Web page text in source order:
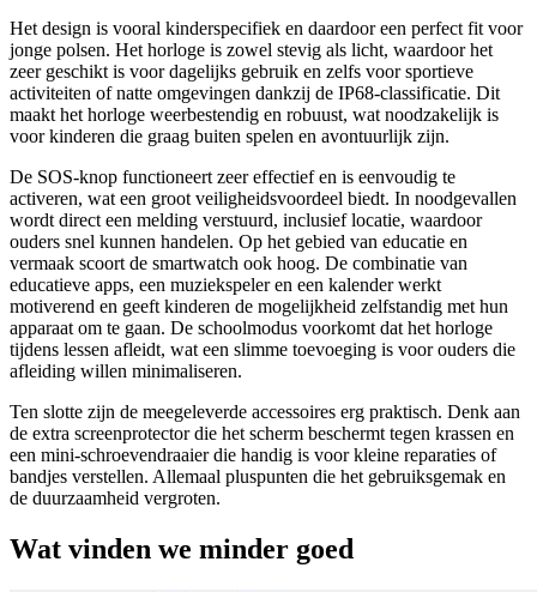
Het design is vooral kinderspecifiek en daardoor een perfect fit voor
jonge polsen. Het horloge is zowel stevig als licht, waardoor het
zeer geschikt is voor dagelijks gebruik en zelfs voor sportieve
activiteiten of natte omgevingen dankzij de IP68-classificatie. Dit
maakt het horloge weerbestendig en robuust, wat noodzakelijk is
voor kinderen die graag buiten spelen en avontuurlijk zijn.
De SOS-knop functioneert zeer effectief en is eenvoudig te
activeren, wat een groot veiligheidsvoordeel biedt. In noodgevallen
wordt direct een melding verstuurd, inclusief locatie, waardoor
ouders snel kunnen handelen. Op het gebied van educatie en
vermaak scoort de smartwatch ook hoog. De combinatie van
educatieve apps, een muziekspeler en een kalender werkt
motiverend en geeft kinderen de mogelijkheid zelfstandig met hun
apparaat om te gaan. De schoolmodus voorkomt dat het horloge
tijdens lessen afleidt, wat een slimme toevoeging is voor ouders die
afleiding willen minimaliseren.
Ten slotte zijn de meegeleverde accessoires erg praktisch. Denk aan
de extra screenprotector die het scherm beschermt tegen krassen en
een mini-schroevendraaier die handig is voor kleine reparaties of
bandjes verstellen. Allemaal pluspunten die het gebruiksgemak en
de duurzaamheid vergroten.
Wat vinden we minder goed